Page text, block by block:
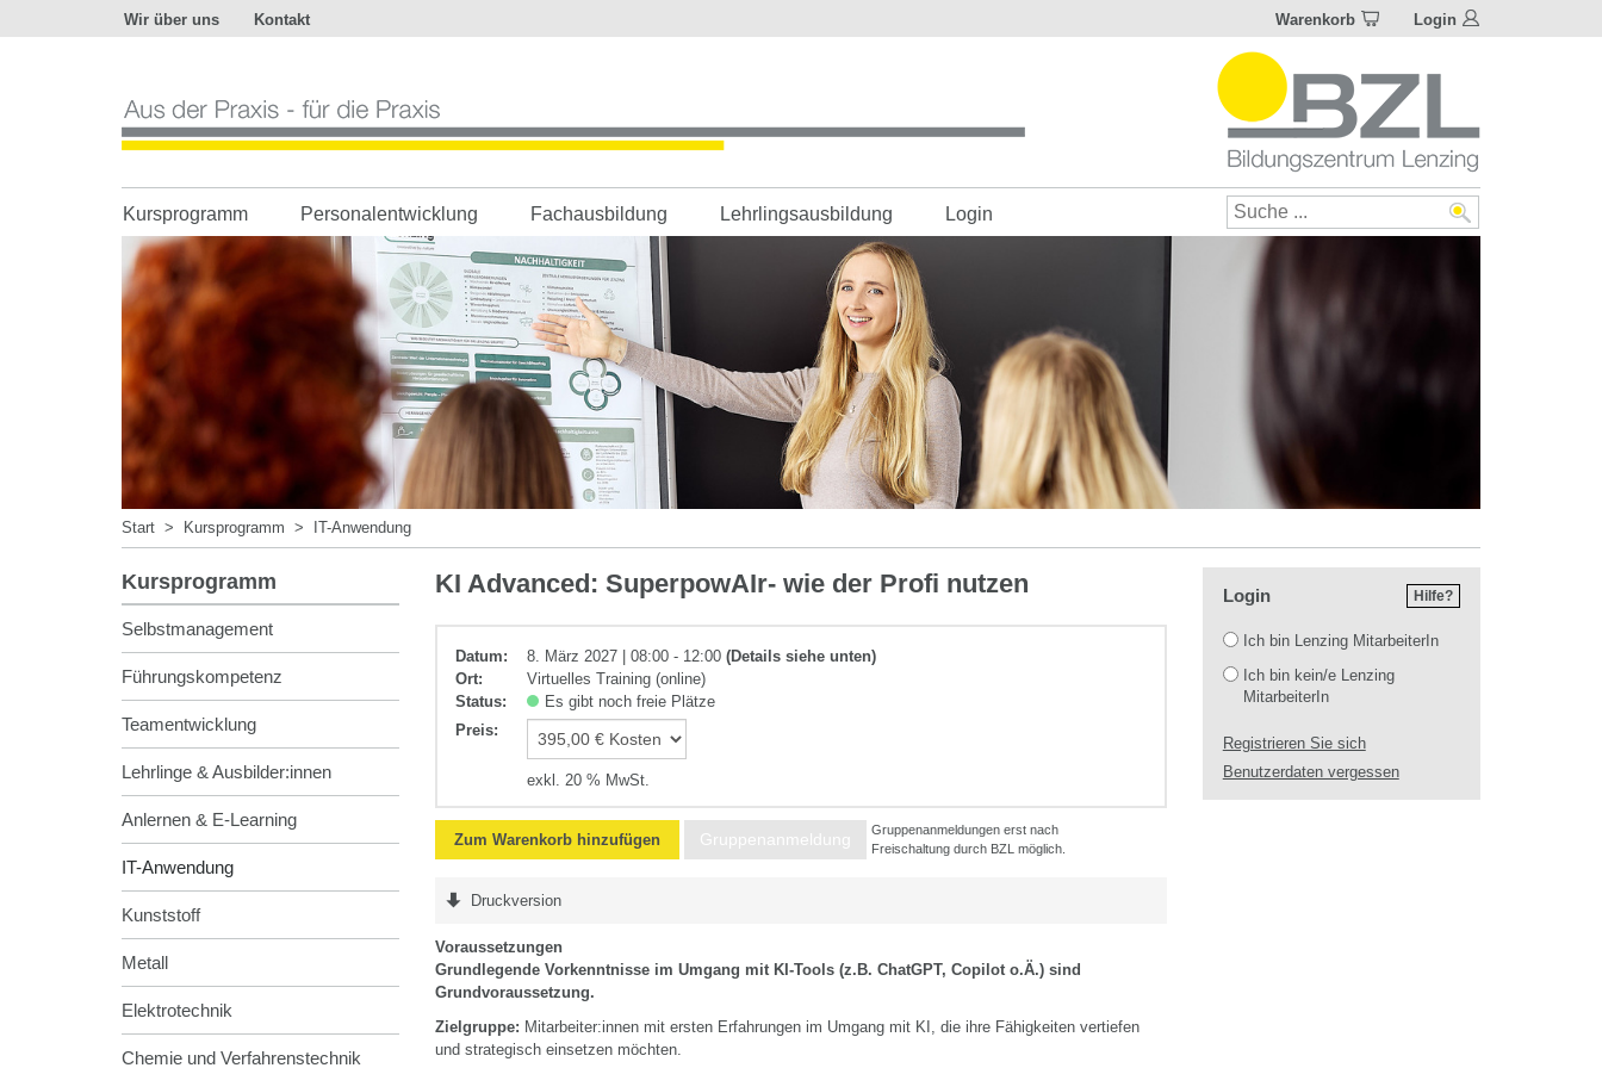
Wir über uns Kontakt Warenkorb Login
der
Praxis
-
die
Praxis
Kursprogramm Personalentwicklung Fachausbildung Lehrlingsausbildung Login
Start > Kursprogramm > IT-Anwendung
Kursprogramm
Selbstmanagement
Führungskompetenz
Teamentwicklung
Lehrlinge & Ausbilder:innen
Anlernen & E-Learning
IT-Anwendung
Kunststoff
Metall
Elektrotechnik
Chemie und Verfahrenstechnik
IT-
KI Advanced: SuperpowAIr- wie der Profi nutzen
Datum: 8. März 2027 | 08:00 - 12:00(Details siehe unten)
Ort:
Virtuelles Training (online)
Status:
Es gibt noch freie Plätze
Preis:
exkl. 20 % MwSt.
Zum Warenkorb hinzufügen Gruppenanmeldung
Gruppenanmeldungen erst nach
Freischaltung durch BZL möglich.
Druckversion
Voraussetzungen
Grundlegende Vorkenntnisse im Umgang mit KI-Tools (z.B. ChatGPT, Copilot o.Ä.) sind
Grundvoraussetzung.
Zielgruppe: Mitarbeiter:innen mit ersten Erfahrungen im Umgang mit KI, die ihre Fähigkeiten vertiefen
und strategisch einsetzen möchten.
Hilfe?
Login
Ich bin Lenzing MitarbeiterIn
Ich bin kein/e Lenzing
MitarbeiterIn
Registrieren Sie sich
Benutzerdaten vergessen